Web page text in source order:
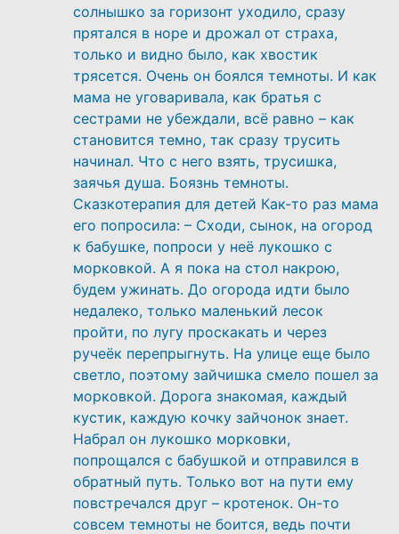
солнышко за горизонт уходило, сразу
прятался в норе и дрожал от страха,
только и видно было, как хвостик
трясется. Очень он боялся темноты. И как
мама не уговаривала, как братья с
сестрами не убеждали, всё равно – как
становится темно, так сразу трусить
начинал. Что с него взять, трусишка,
заячья душа. Боязнь темноты.
Сказкотерапия для детей Как-то раз мама
его попросила: – Сходи, сынок, на огород
к бабушке, попроси у неё лукошко с
морковкой. А я пока на стол накрою,
будем ужинать. До огорода идти было
недалеко, только маленький лесок
пройти, по лугу проскакать и через
ручеёк перепрыгнуть. На улице еще было
светло, поэтому зайчишка смело пошел за
морковкой. Дорога знакомая, каждый
кустик, каждую кочку зайчонок знает.
Набрал он лукошко морковки,
попрощался с бабушкой и отправился в
обратный путь. Только вот на пути ему
повстречался друг – кротенок. Он-то
совсем темноты не боится, ведь почти